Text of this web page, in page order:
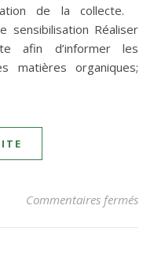
de la collecte.
sensibilisation Réaliser
afin d’informer les
matières organiques;
Commentaires fermés